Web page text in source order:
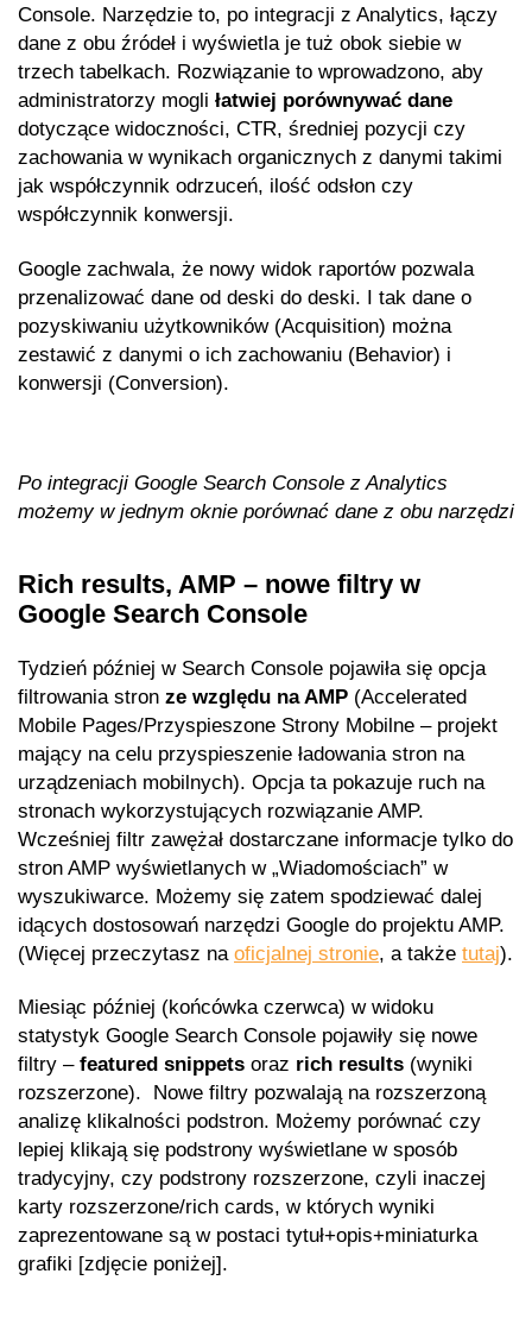
Console. Narzędzie to, po integracji z Analytics, łączy
dane z obu źródeł i wyświetla je tuż obok siebie w
trzech tabelkach. Rozwiązanie to wprowadzono, aby
administratorzy mogli łatwiej porównywać dane
dotyczące widoczności, CTR, średniej pozycji czy
zachowania w wynikach organicznych z danymi takimi
jak współczynnik odrzuceń, ilość odsłon czy
współczynnik konwersji.
Google zachwala, że nowy widok raportów pozwala
przenalizować dane od deski do deski. I tak dane o
pozyskiwaniu użytkowników (Acquisition) można
zestawić z danymi o ich zachowaniu (Behavior) i
konwersji (Conversion).
Po integracji Google Search Console z Analytics
możemy w jednym oknie porównać dane z obu narzędzi
Rich results, AMP – nowe filtry w
Google Search Console
Tydzień później w Search Console pojawiła się opcja
filtrowania stron ze względu na AMP (Accelerated
Mobile Pages/Przyspieszone Strony Mobilne – projekt
mający na celu przyspieszenie ładowania stron na
urządzeniach mobilnych). Opcja ta pokazuje ruch na
stronach wykorzystujących rozwiązanie AMP.
Wcześniej filtr zawężał dostarczane informacje tylko do
stron AMP wyświetlanych w „Wiadomościach” w
wyszukiwarce. Możemy się zatem spodziewać dalej
idących dostosowań narzędzi Google do projektu AMP.
(Więcej przeczytasz na oficjalnej stronie, a także tutaj).
Miesiąc później (końcówka czerwca) w widoku
statystyk Google Search Console pojawiły się nowe
filtry – featured snippets oraz rich results (wyniki
rozszerzone). Nowe filtry pozwalają na rozszerzoną
analizę klikalności podstron. Możemy porównać czy
lepiej klikają się podstrony wyświetlane w sposób
tradycyjny, czy podstrony rozszerzone, czyli inaczej
karty rozszerzone/rich cards, w których wyniki
zaprezentowane są w postaci tytuł+opis+miniaturka
grafiki [zdjęcie poniżej].